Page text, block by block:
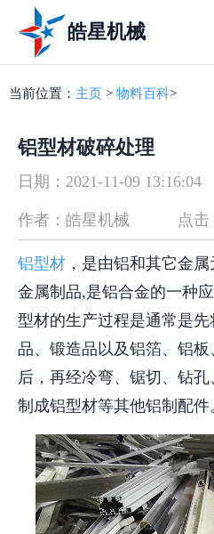
皓星机械
当前位置： 主页 > 物料百科>
铝型材破碎处理
日期：2021-11-09 13:16:04
作者：皓星机械 点击
铝型材 ，是由铝和其它金
金属制品,是铝合金的一种
型材的生产过程是通常是
品、锻造品以及铝箔、铝
后，再经冷弯、锯切、钻
制成铝型材等其他铝制配件